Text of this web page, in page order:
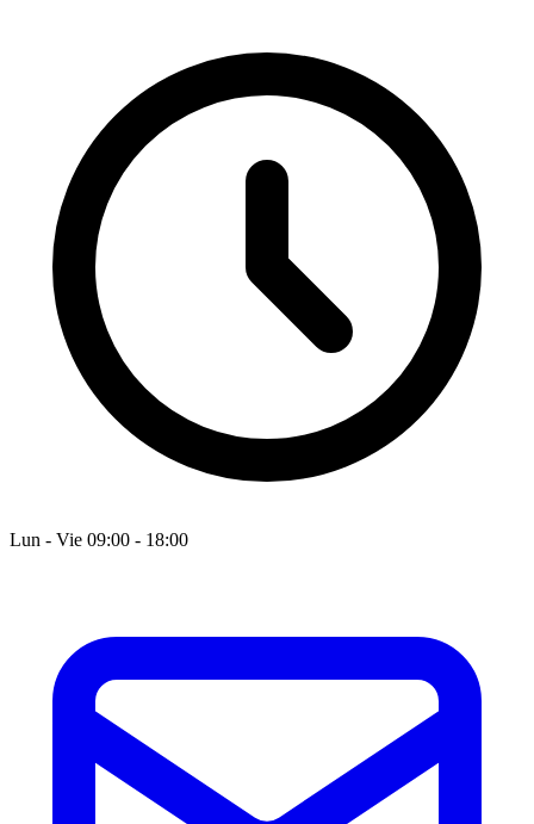
Lun - Vie 09:00 - 18:00